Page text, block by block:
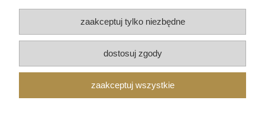
Tea Forte
Moje konto
Zasady
zaakceptuj tylko niezbędne
dostosuj zgody
zaakceptuj wszystkie